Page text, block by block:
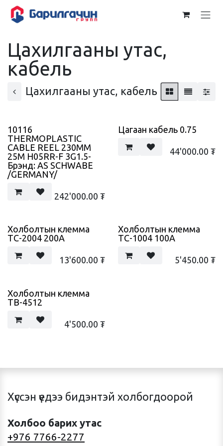
Skip to Content
Цахилгааны утас,
кабель
Цахилгааны утас, кабель
10116
THERMOPLASTIC
CABLE REEL 230MM
25M H05RR-F 3G1.5-
Брэнд: AS SCHWABE
/GERMANY/
242'000.00 ₮
Цагаан кабель 0.75
44'000.00 ₮
Холболтын клемма
ТС-2004 200А
13'600.00 ₮
Холболтын клемма
ТС-1004 100А
5'450.00 ₮
Холболтын клемма
ТВ-4512
4'500.00 ₮
Хүссэн үедээ бидэнтэй холбогдоорой
Холбоо барих утас
+976 7766-2277